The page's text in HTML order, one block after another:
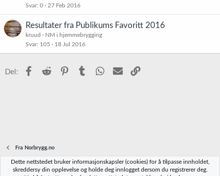
Svar 0 27 Feb 2016
Resultater fra Publikums Favoritt 2016
kruud
NM i hjemmebrygging
Svar 105 18 Jul 2016
Del: Facebook
Reddit PinterestTumblr WhatsApp
E-post
Fra Norbrygg.no
Norbrygg-default
Dette nettstedet bruker informasjonskapsler (cookies) for å tilpasse innholdet,
skreddersy din opplevelse og holde deg innlogget dersom du registrerer deg.